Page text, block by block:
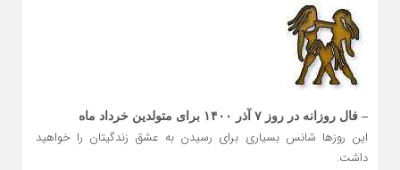
– فال روزانه در روز ۷ آذر ۱۴۰۰ برای متولدین خرداد ماه
این روزها شانس بسیاری برای رسیدن به عشق زندگیتان را خواهید
داشت.